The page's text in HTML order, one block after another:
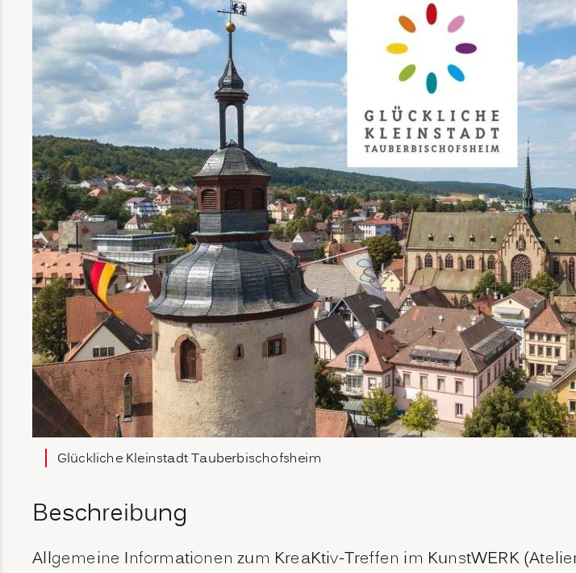
Glückliche Kleinstadt Tauberbischofsheim
Beschreibung
Allgemeine Informationen zum KreaKtiv-Treffen im KunstWERK